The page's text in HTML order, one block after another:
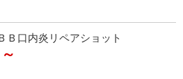
Ｂ口内炎リペアショット